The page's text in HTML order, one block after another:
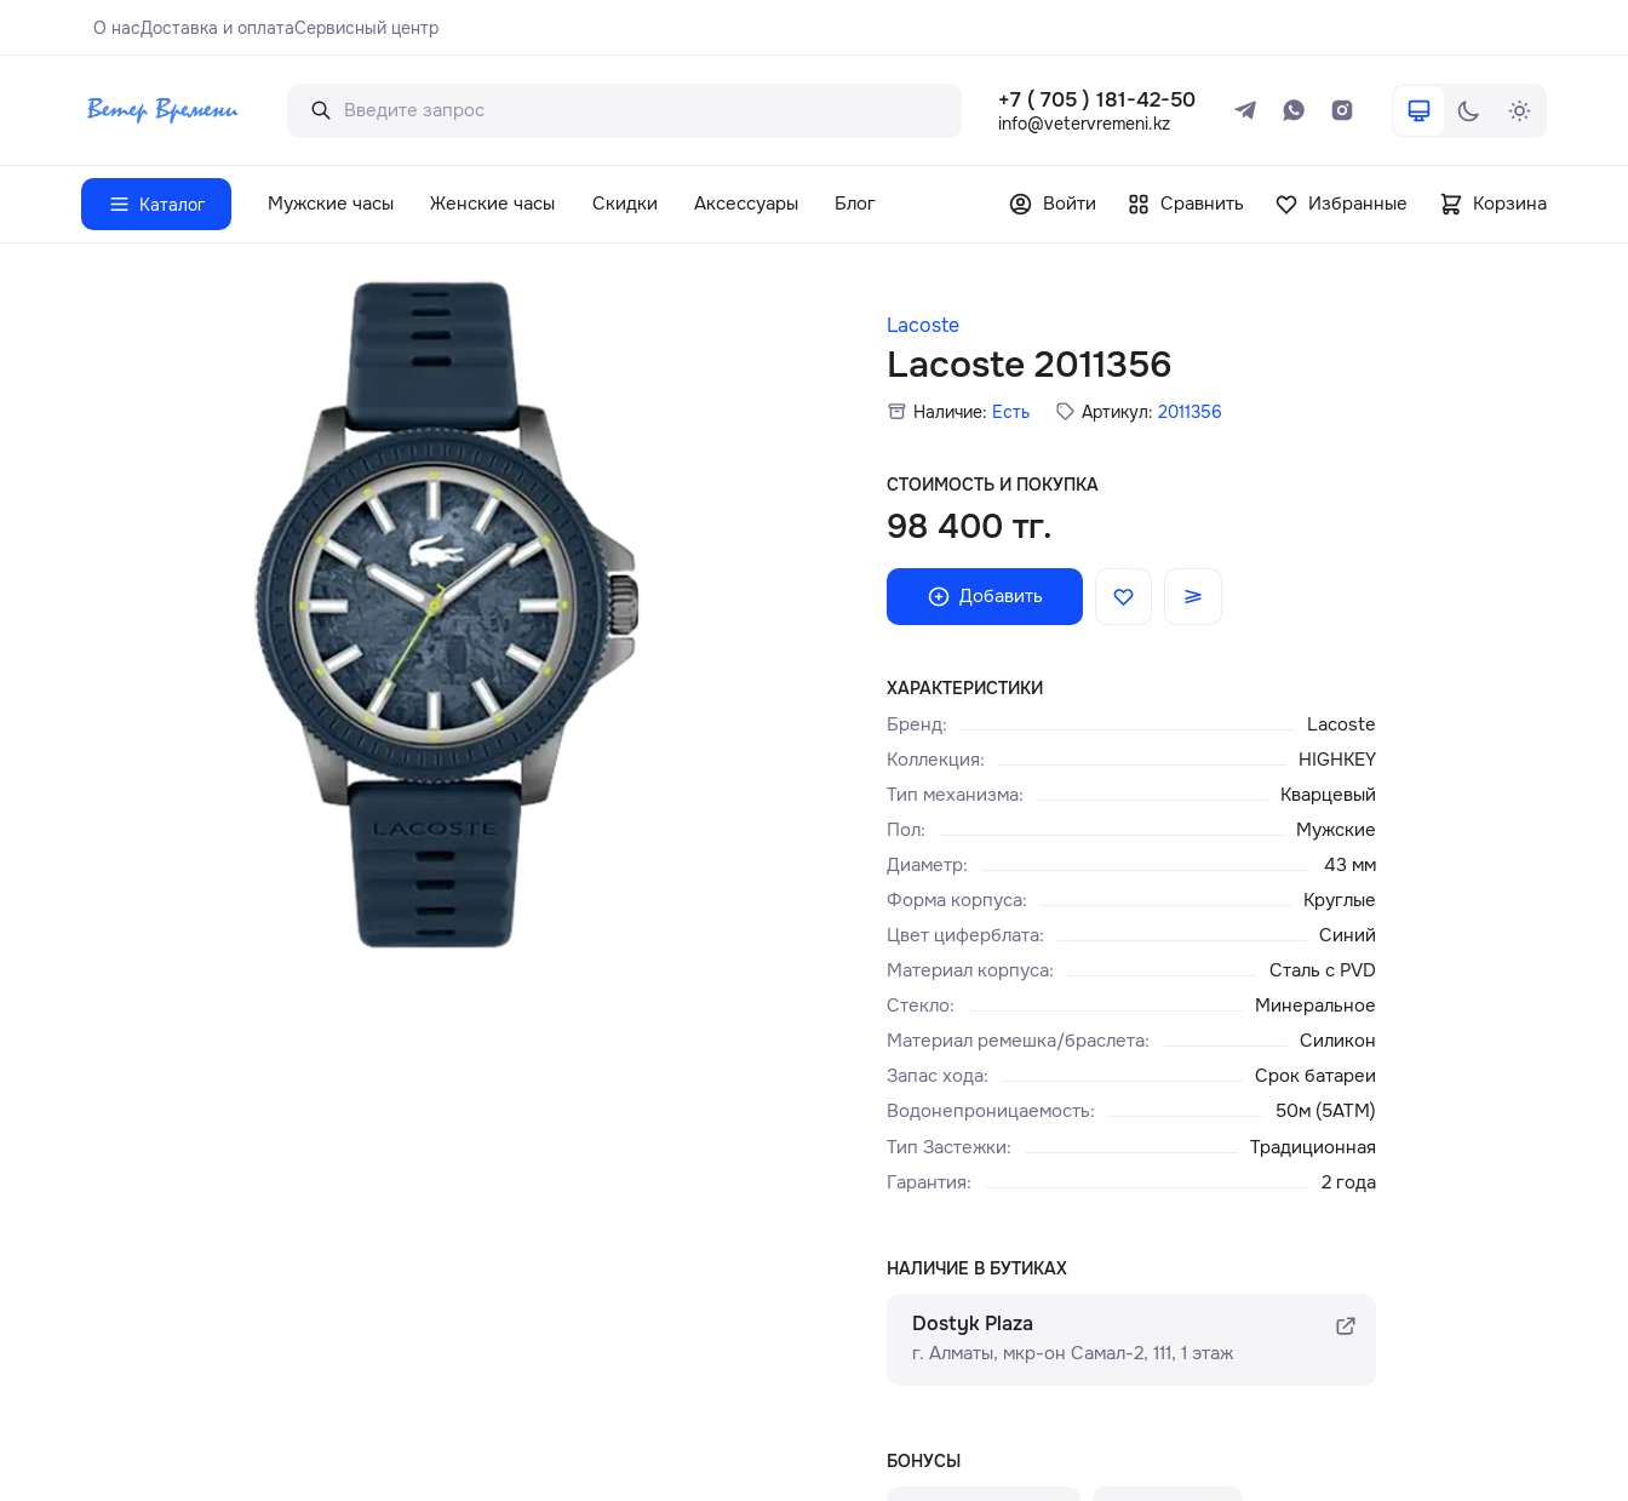
О насДоставка и оплатаСервисный центр
+7 ( 705 ) 181-42-50
info@vetervremeni.kz
Каталог Мужские часы Женские часы Скидки Аксессуары Блог Войти Сравнить Избранные Корзина
Lacoste
Lacoste 2011356
Наличие: Есть Артикул: 2011356
СТОИМОСТЬ И ПОКУПКА
98 400 тг.
Добавить
ХАРАКТЕРИСТИКИ
Бренд:
Lacoste
Коллекция:
HIGHKEY
Тип механизма:
Кварцевый
Пол:
Мужские
Диаметр:
43 мм
Форма корпуса:
Круглые
Цвет циферблата:
Синий
Материал корпуса:
Сталь с PVD
Стекло:
Минеральное
Материал ремешка/браслета:
Силикон
Запас хода:
Срок батареи
Водонепроницаемость:
50м (5ATM)
Тип Застежки:
Традиционная
Гарантия: 2 года
НАЛИЧИЕ В БУТИКАХ
Dostyk Plaza
г. Алматы, мкр-он Самал-2, 111, ​1 этаж
БОНУСЫ
+7 ( 705 ) 181-42-50
Главная
Доставка и оплата
Сервисный центр